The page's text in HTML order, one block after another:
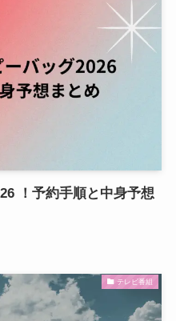
！予約手順と中身予想
テレビ番組